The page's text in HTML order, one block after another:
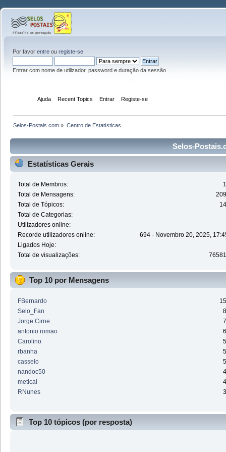
Por favor entre ou registe-se
Entrar com nome de utilizador, password e duração da sessão
Ajuda Recent Topics Entrar Registe-se
Selos-Postais.com » Centro de Estatísticas
Selos-
Estatísticas Gerais
Total de Membros:
Total de Mensagens:
Total de Tópicos:
Total de Categorias:
Utilizadores online:
Recorde utilizadores online:
694 - Novembro 20, 2025,
Ligados Hoje:
Total de visualizações:
Top 10 por Mensagens
FBernardo
Selo_Fan
Jorge Cirne
antonio romao
Carolino
rbanha
casselo
nandoc50
metical
RNunes
Top 10 tópicos (por resposta)